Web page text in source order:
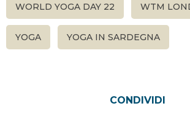
WORLD YOGA DAY 22 WTM
YOGA YOGA IN SARDEGNA
CONDIVIDI